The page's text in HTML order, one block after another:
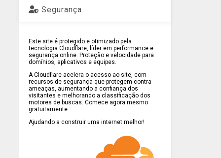
Segurança
Este site é protegido e otimizado pela
tecnologia Cloudflare, líder em performance e
segurança online. Proteção e velocidade para
domínios, aplicativos e equipes.
A Cloudflare acelera o acesso ao site, com
recursos de segurança que protegem contra
ameaças, aumentando a confiança dos
visitantes e melhorando a classificação dos
motores de buscas. Comece agora mesmo
gratuitamente.
Ajudando a construir uma internet melhor!